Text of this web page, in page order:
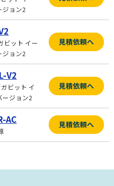
ジョン2
ビット イー
ジョン2
見積依頼へ
V2
ビット イ
ージョン2
見積依頼へ
AC 見積依頼へ